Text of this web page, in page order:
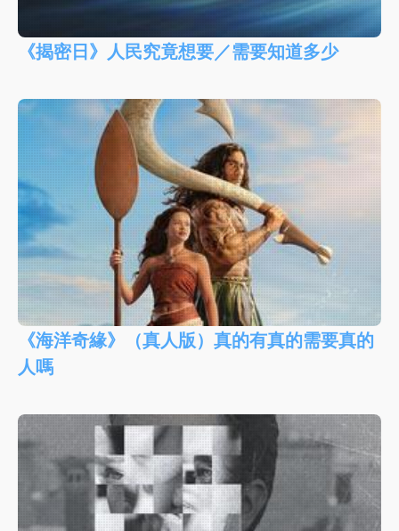
《揭密日》人民究竟想要／需要知道多少
《海洋奇緣》（真人版）真的有真的需要真的
人嗎